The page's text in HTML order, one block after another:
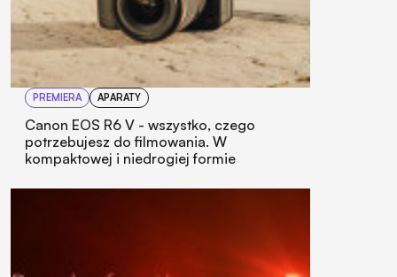
PREMIERA APARATY
Canon EOS R6 V - wszystko, czego
potrzebujesz do filmowania. W
kompaktowej i niedrogiej formie